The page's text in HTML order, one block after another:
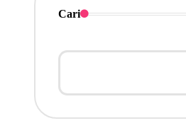
Cari